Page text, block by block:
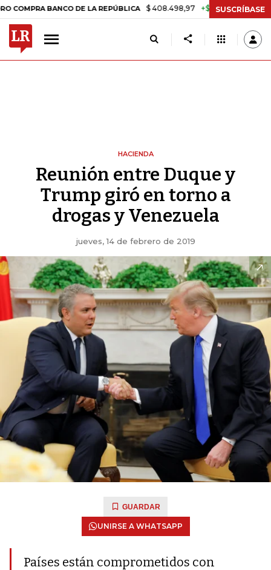
BANCO DE LA REPÚBLICA $ 408.498,97 +$ 8.753,81 +2,19%
SUSCRÍBASE
HACIENDA
Reunión entre Duque y
Trump giró en torno a
drogas y Venezuela
jueves, 14 de febrero de 2019
GUARDAR
UNIRSE A WHATSAPP
Países están comprometidos con